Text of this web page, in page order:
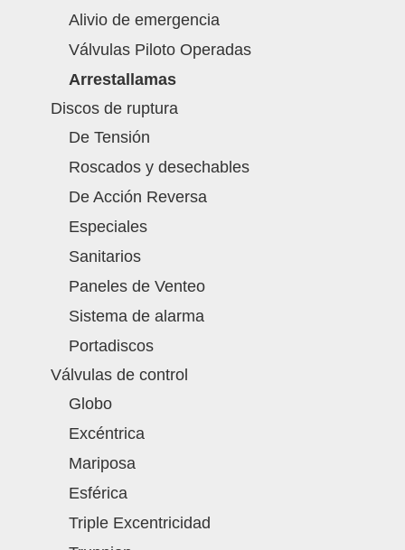
Alivio de emergencia
Válvulas Piloto Operadas
Arrestallamas
Discos de ruptura
De Tensión
Roscados y desechables
De Acción Reversa
Especiales
Sanitarios
Paneles de Venteo
Sistema de alarma
Portadiscos
Válvulas de control
Globo
Excéntrica
Mariposa
Esférica
Triple Excentricidad